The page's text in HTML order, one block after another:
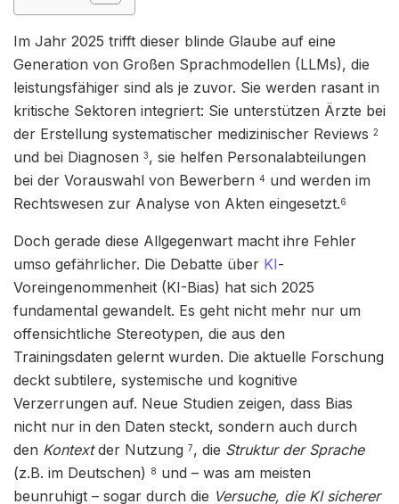
Im Jahr 2025 trifft dieser blinde Glaube auf eine
Generation von Großen Sprachmodellen (LLMs), die
leistungsfähiger sind als je zuvor. Sie werden rasant in
kritische Sektoren integriert: Sie unterstützen Ärzte bei
der Erstellung systematischer medizinischer Reviews 2
und bei Diagnosen 3, sie helfen Personalabteilungen
bei der Vorauswahl von Bewerbern 4 und werden im
Rechtswesen zur Analyse von Akten eingesetzt.6
Doch gerade diese Allgegenwart macht ihre Fehler
umso gefährlicher. Die Debatte über KI-
Voreingenommenheit (KI-Bias) hat sich 2025
fundamental gewandelt. Es geht nicht mehr nur um
offensichtliche Stereotypen, die aus den
Trainingsdaten gelernt wurden. Die aktuelle Forschung
deckt subtilere, systemische und kognitive
Verzerrungen auf. Neue Studien zeigen, dass Bias
nicht nur in den Daten steckt, sondern auch durch
den Kontextder Nutzung 7, die Struktur der Sprache
(z.B. im Deutschen)
8 und – was am meisten
beunruhigt – sogar durch die Versuche, die KI sicherer